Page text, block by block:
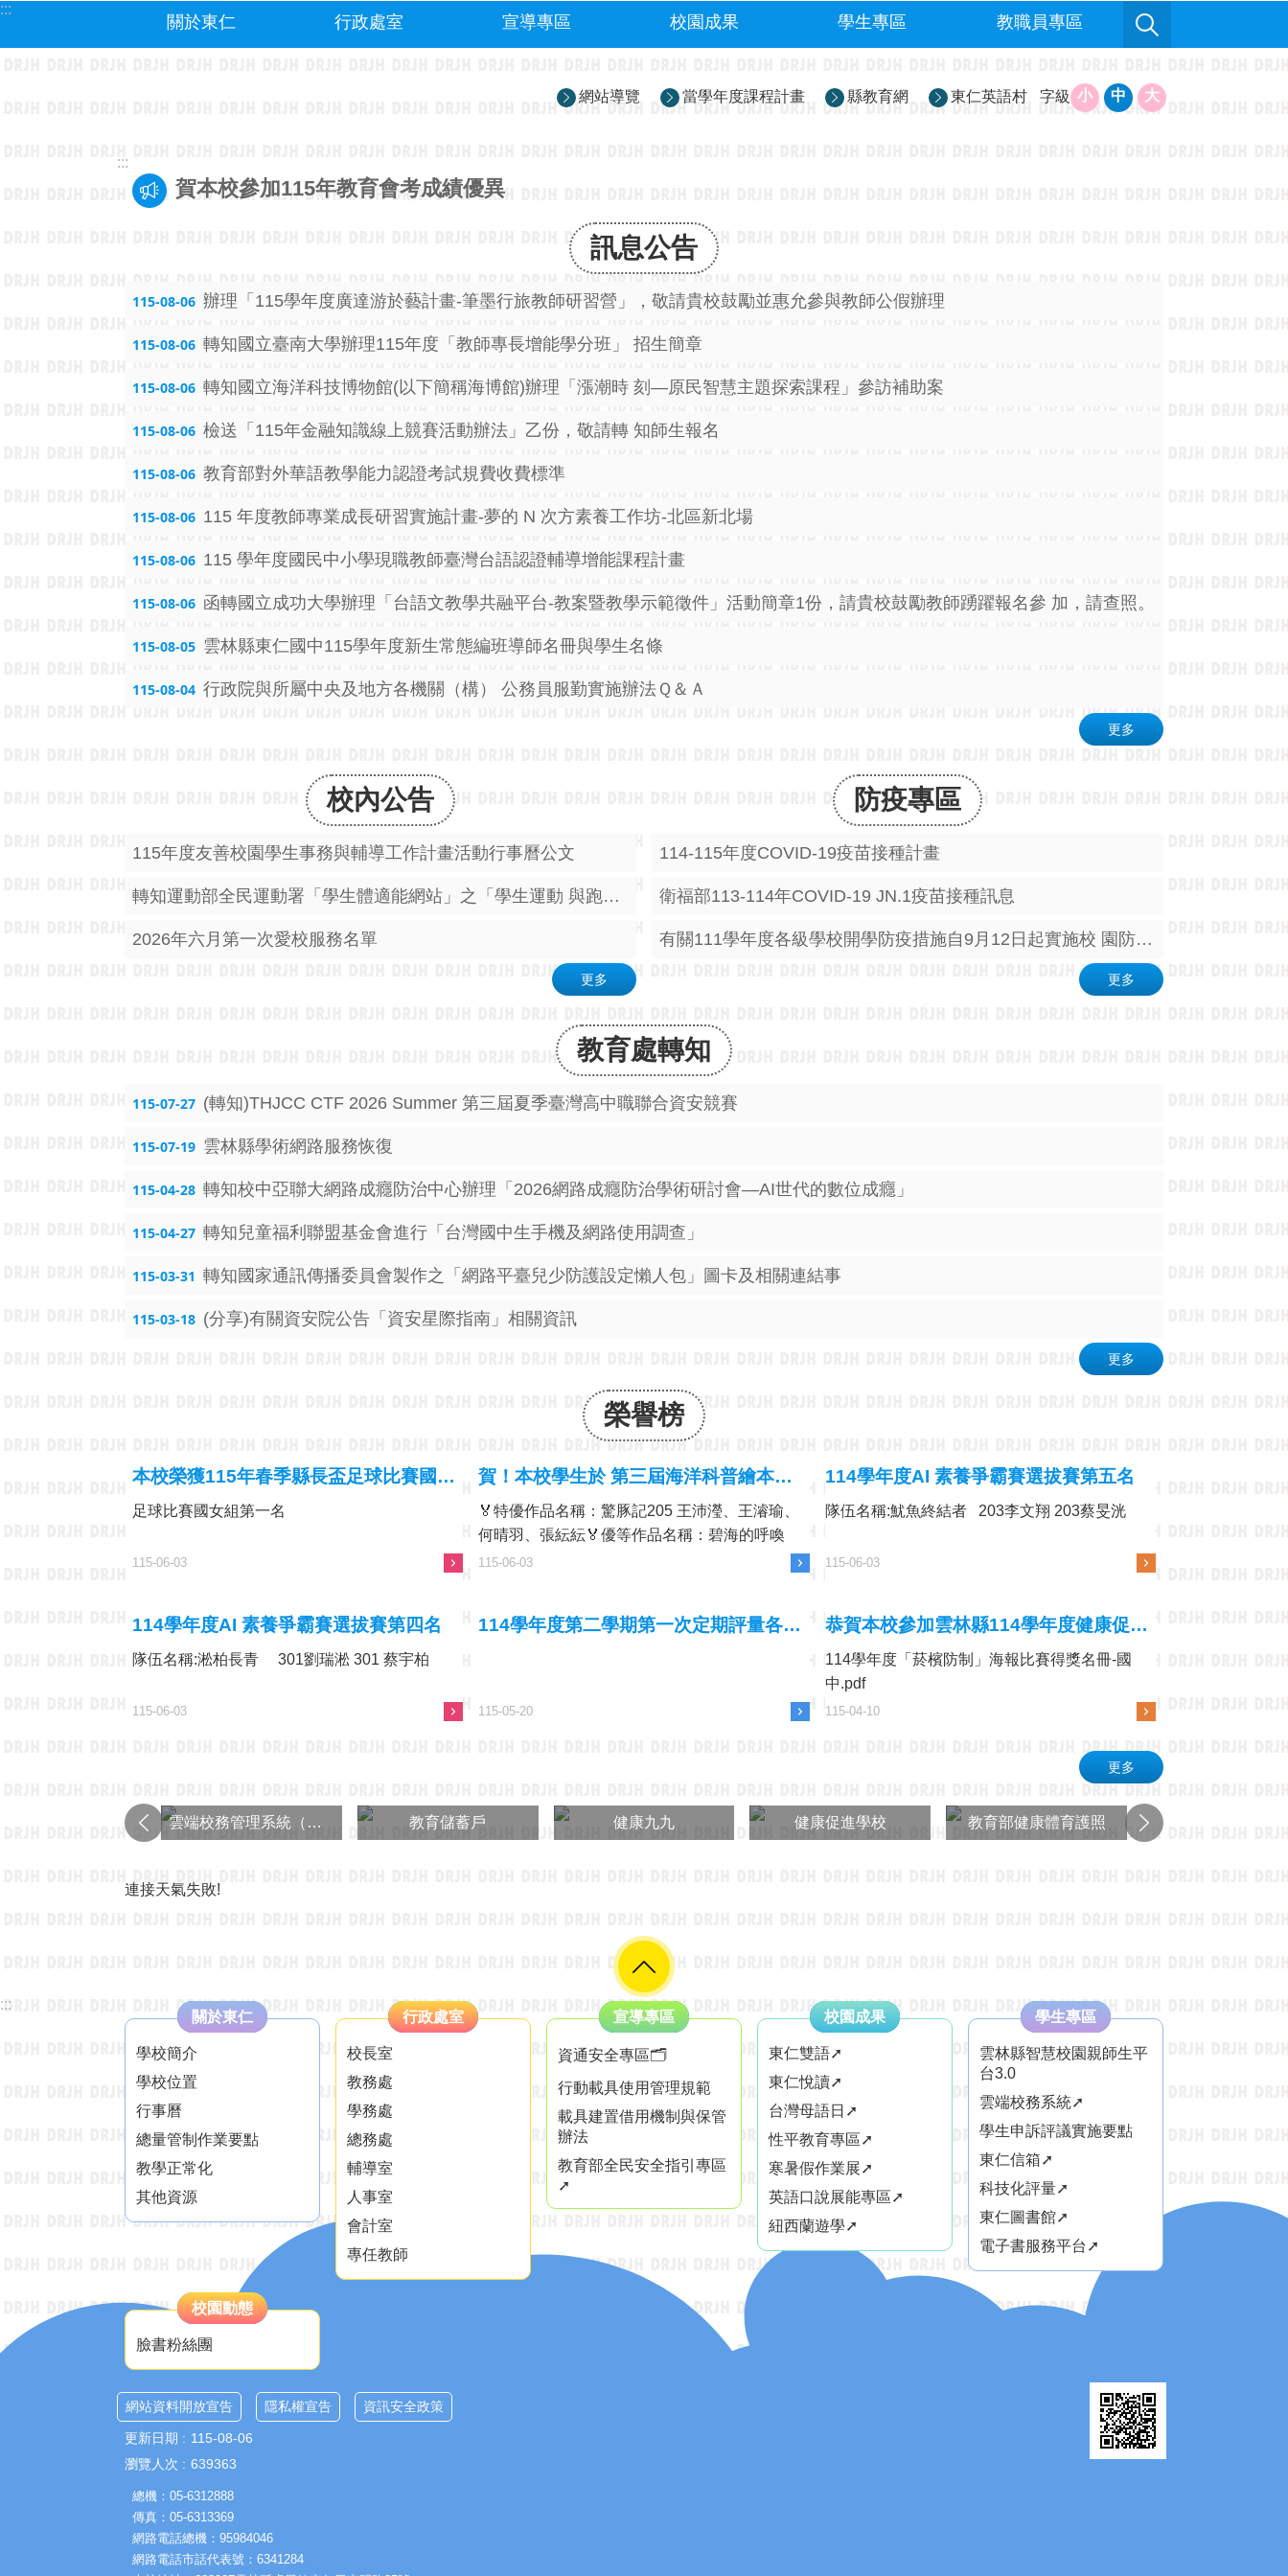
跳到主要內容區塊
:::
關於東仁 行政處室 宣導專區 校園成果 學生專區 教職員專區
網站導覽 當學年度課程計畫 縣教育網 東仁英語村 字級 小 中 大
:::
賀本校參加115年教育會考成績優異
訊息公告
115-08-06 辦理「115學年度廣達游於藝計畫-筆墨行旅教師研習營」，敬請貴校鼓勵並惠允參與教師公假辦理
115-08-06 轉知國立臺南大學辦理115年度「教師專長增能學分班」 招生簡章
115-08-06 轉知國立海洋科技博物館(以下簡稱海博館)辦理「漲潮時 刻—原民智慧主題探索課程」參訪補助案
115-08-06 檢送「115年金融知識線上競賽活動辦法」乙份，敬請轉 知師生報名
115-08-06 教育部對外華語教學能力認證考試規費收費標準
115-08-06 115 年度教師專業成長研習實施計畫-夢的 N 次方素養工作坊-北區新北場
115-08-06 115 學年度國民中小學現職教師臺灣台語認證輔導增能課程計畫
115-08-06 函轉國立成功大學辦理「台語文教學共融平台-教案暨教學示範徵件」活動簡章1份，請貴校鼓勵教師踴躍報名參 加，請查照。
115-08-05 雲林縣東仁國中115學年度新生常態編班導師名冊與學生名條
115-08-04 行政院與所屬中央及地方各機關（構） 公務員服勤實施辦法Ｑ＆Ａ
更多
校內公告
115年度友善校園學生事務與輔導工作計畫活動行事曆公文
轉知運動部全民運動署「學生體適能網站」之「學生運動 與跑步」上傳與查詢功能
2026年六月第一次愛校服務名單
更多
防疫專區
114-115年度COVID-19疫苗接種計畫
衛福部113-114年COVID-19 JN.1疫苗接種訊息
有關111學年度各級學校開學防疫措施自9月12日起實施校 園防疫新制相關注意事項
更多
教育處轉知
115-07-27 (轉知)THJCC CTF 2026 Summer 第三屆夏季臺灣高中職聯合資安競賽
115-07-19 雲林縣學術網路服務恢復
115-04-28 轉知校中亞聯大網路成癮防治中心辦理「2026網路成癮防治學術研討會—AI世代的數位成癮」
115-04-27 轉知兒童福利聯盟基金會進行「台灣國中生手機及網路使用調查」
115-03-31 轉知國家通訊傳播委員會製作之「網路平臺兒少防護設定懶人包」圖卡及相關連結事
115-03-18 (分享)有關資安院公告「資安星際指南」相關資訊
更多
榮譽榜
本校榮獲115年春季縣長盃足球比賽國女組第一名
115-06-03
足球比賽國女組第一名
賀！本校學生於 第三屆海洋科普繪本創作 大放異彩
115-06-03
🏅特優作品名稱：驚豚記205 王沛瀅、王濬瑜、
何晴羽、張紜紜🏅優等作品名稱：碧海的呼喚
305 翁祥博、翁子媛、廖侑甯 🏅佳作作品名稱：
全國眾多參賽作品中脫穎而出，榮獲多項佳績成
114學年度AI 素養爭霸賽選拔賽第五名
115-06-03
隊伍名稱:魷魚終結者 203李文翔 203蔡旻洸
114學年度AI 素養爭霸賽選拔賽第四名
115-06-03
隊伍名稱:淞柏長青 301劉瑞淞 301 蔡宇柏
114學年度第二學期第一次定期評量各班成績優秀學生
115-05-20
恭賀本校參加雲林縣114學年度健康促進學校推動校園「菸檳防制」議題 海報比賽成績優異
115-04-10
114學年度「菸檳防制」海報比賽得獎名冊-國
中.pdf
更多
雲端校務管理系統（１０８課綱） 教育儲蓄戶 健康九九 健康促進學校 教育部健康體育護照
連接天氣失敗!
:::
關於東仁
學校簡介
學校位置
行事曆
總量管制作業要點
教學正常化
其他資源
行政處室
校長室
教務處
學務處
總務處
輔導室
人事室
會計室
專任教師
宣導專區
資通安全專區🗂️
行動載具使用管理規範
載具建置借用機制與保管
辦法
教育部全民安全指引專區
➚
校園成果
東仁雙語➚
東仁悅讀➚
台灣母語日➚
性平教育專區➚
寒暑假作業展➚
英語口說展能專區➚
紐西蘭遊學➚
學生專區
雲林縣智慧校園親師生平
台3.0
雲端校務系統➚
學生申訴評議實施要點
東仁信箱➚
科技化評量➚
東仁圖書館➚
電子書服務平台➚
校園動態
臉書粉絲團
網站資料開放宣告 隱私權宣告 資訊安全政策
更新日期
115-08-06
瀏覽人次
639363
總機：05-6312888
傳真：05-6313369
網路電話總機：95984046
網路電話市話代表號：6341284